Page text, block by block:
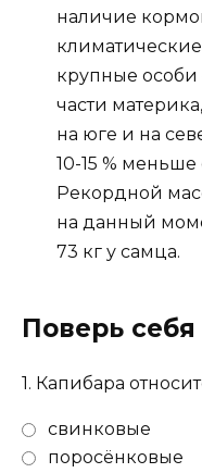
наличие
крупные особи
части
на юге и на
10-15 %
Рекордной
на данный
73 кг у самца.
Поверь себя
1. Капибара
свинковые
поросёнковые